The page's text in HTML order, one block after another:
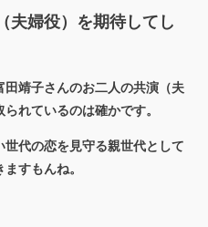
夫婦役）を期待してし
靖子さんのお二人の共演（夫
れているのは確かです。
代の恋を見守る親世代として
すもんね。